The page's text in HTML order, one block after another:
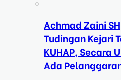
Achmad Zaini
Tudingan Kejari
KUHAP, Secara
Ada